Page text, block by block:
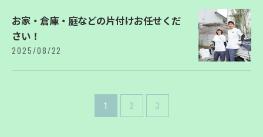
お家・倉庫・庭などの片付けお任せくだ
さい！
2025/08/22
1 2 3